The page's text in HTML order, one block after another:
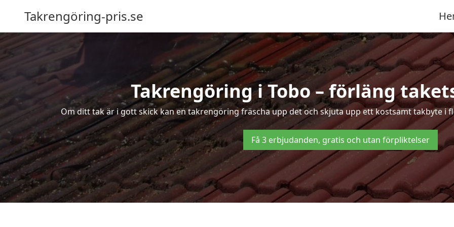
Takrengöring-pris.se
Takrengöring i Tobo – förläng
Om ditt tak är i gott skick kan en takrengöring fräscha upp det och skjuta upp ett kostsamt takbyte i
Få 3 erbjudanden, gratis och utan förpliktelser